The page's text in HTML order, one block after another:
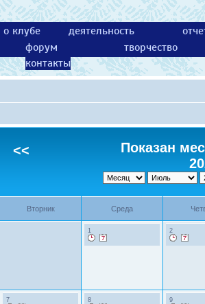
о клубе деятельность
форум
творчество
контакты
<<
Показан
Вторник Среда
1 2
7 8 9